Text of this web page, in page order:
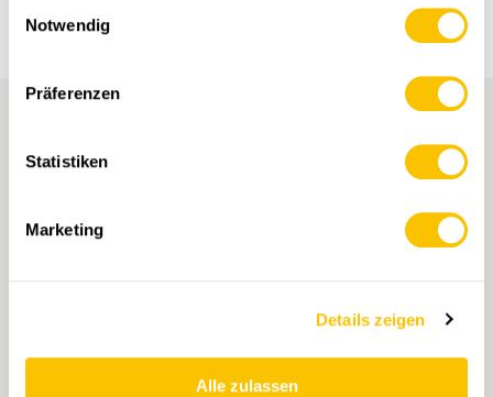
Notwendig
Präferenzen
Statistiken
Marketing
Details zeigen
Alle zulassen
Mo–Do 8.00–12:00 Uhr und 13.30–17:00 Uhr
Fr 8.00–12:00 Uhr und 13.30–16:00 Uhr